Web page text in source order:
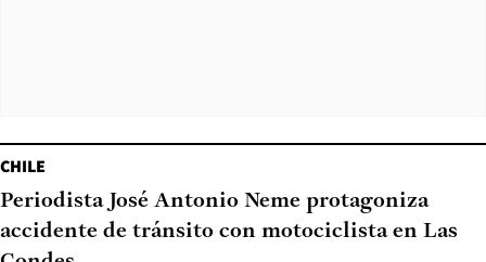
CHILE
Periodista José Antonio Neme protagoniza
accidente de tránsito con motociclista en Las